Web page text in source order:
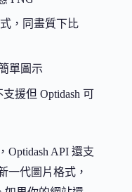
，同畫質下比
單圖示
援但 Optidash 可
API 還支
一代圖片格式，